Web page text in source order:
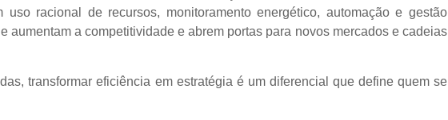
uso racional de recursos, monitoramento energético, automação e gestão
aumentam a competitividade e abrem portas para novos mercados e cadeias
transformar eficiência em estratégia é um diferencial que define quem se